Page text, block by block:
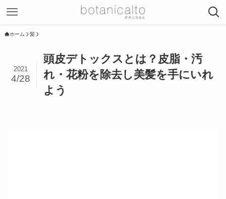
ホーム 髪
頭皮デトックスとは？皮脂・汚
れ・花粉を除去し美髪を手にいれ
よう
2021
4/28